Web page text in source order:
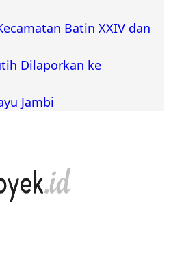
Batin XXIV dan
Dilaporkan ke
Jambi